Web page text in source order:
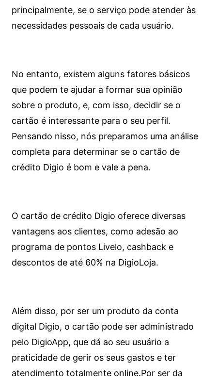
principalmente, se o serviço pode atender às
necessidades pessoais de cada usuário.
No entanto, existem alguns fatores básicos
que podem te ajudar a formar sua opinião
sobre o produto, e, com isso, decidir se o
cartão é interessante para o seu perfil.
Pensando nisso, nós preparamos uma análise
completa para determinar se o cartão de
crédito Digio é bom e vale a pena.
O cartão de crédito Digio oferece diversas
vantagens aos clientes, como adesão ao
programa de pontos Livelo, cashback e
descontos de até 60% na DigioLoja.
Além disso, por ser um produto da conta
digital Digio, o cartão pode ser administrado
pelo DigioApp, que dá ao seu usuário a
praticidade de gerir os seus gastos e ter
atendimento totalmente online.Por ser da